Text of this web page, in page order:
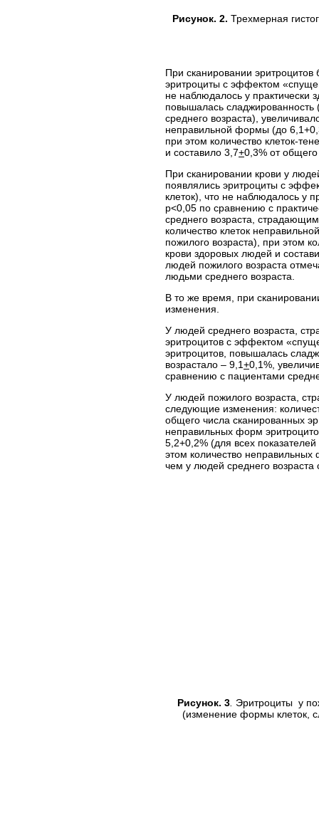
Рисунок. 2. Трехмерная
При сканировании
эритроциты с эффектом
не наблюдалось у практически
повышалась
среднего возраста),
неправильной формы (до
при этом количество клеток-
и составило 3,7+0,3% от
При сканировании крови у
появлялись эритроциты с
клеток), что не наблюдалось у
p<0,05 по сравнению с
среднего возраста,
количество клеток
пожилого возраста), при этом
крови здоровых людей и
людей пожилого возраста
людьми среднего возраста.
В то же время, при
изменения.
У людей среднего возраста,
эритроцитов с эффектом
эритроцитов, повышалась
возрастало – 9,1+0,1%,
сравнению с пациентами
У людей пожилого возраста,
следующие изменения:
общего числа сканированных
неправильных форм
5,2+0,2% (для всех
этом количество
чем у людей среднего
Рисунок. 3. Эритроциты у
(изменение формы клеток,